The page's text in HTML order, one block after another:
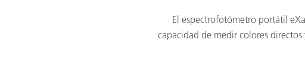
El espectrofotómetro portátil
capacidad de medir colores